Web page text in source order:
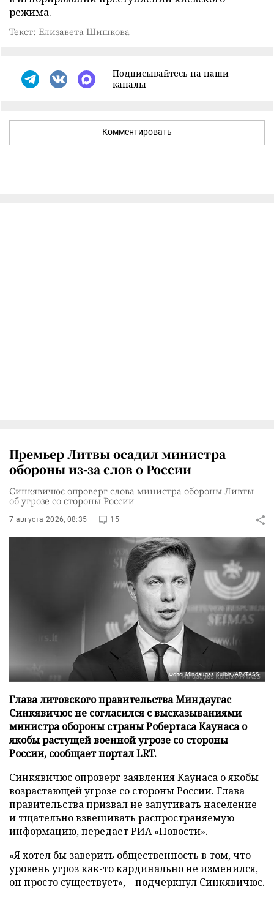
режима.
Текст: Елизавета Шишкова
Подписывайтесь на наши
каналы
Комментировать
Премьер Литвы осадил министра
обороны из-за слов о России
Синкявичюс опроверг слова министра обороны Ливты
об угрозе со стороны России
7 августа 2026, 08:35 15
Фото: Mindaugas Kulbis/AP/TASS
Глава литовского правительства Миндаугас
Синкявичюс не согласился с высказываниями
министра обороны страны Робертаса Каунаса о
якобы растущей военной угрозе со стороны
России, сообщает портал LRT.
Синкявичюс опроверг заявления Каунаса о якобы
возрастающей угрозе со стороны России. Глава
правительства призвал не запугивать население
и тщательно взвешивать распространяемую
информацию, передаетРИА «Новости».
«Я хотел бы заверить общественность в том, что
уровень угроз как-то кардинально не изменился,
он просто существует», – подчеркнул Синкявичюс.